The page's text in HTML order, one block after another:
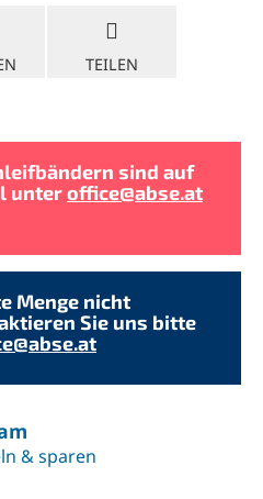
TEILEN
sind auf
unteroffice@abse.at
Menge nicht
Sie uns bitte
& sparen